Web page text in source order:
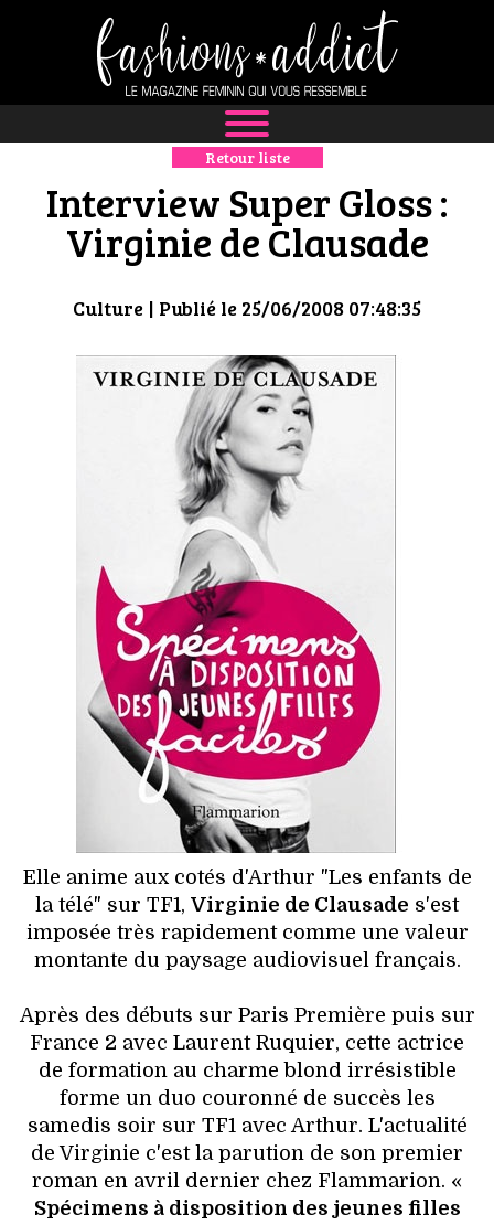
NEWS
MODE
BOUTIQUE
CULTURE
HIGH TECH
MAISON
AUTO
LIEUX TENDANCES
BEAUTÉ
MODE DE RUE
JEUNES CRÉATEURS
HISTOIRE DES MARQUES
DÉCO
VOYAGES & LOISIRS
Retour liste
Interview Super Gloss :
Virginie de Clausade
Culture | Publié le 25/06/2008 07:48:35
Elle anime aux cotés d'Arthur "Les enfants de
la télé" sur TF1, Virginie de Clausade s'est
imposée très rapidement comme une valeur
montante du paysage audiovisuel français.
Après des débuts sur Paris Première puis sur
France 2 avec Laurent Ruquier, cette actrice
de formation au charme blond irrésistible
forme un duo couronné de succès les
samedis soir sur TF1 avec Arthur. L'actualité
de Virginie c'est la parution de son premier
roman en avril dernier chez Flammarion. «
Spécimens à disposition des jeunes filles